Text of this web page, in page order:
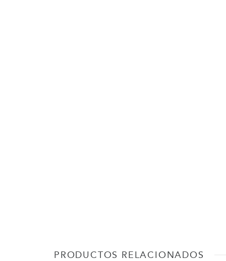
PRODUCTOS RELACIONADOS